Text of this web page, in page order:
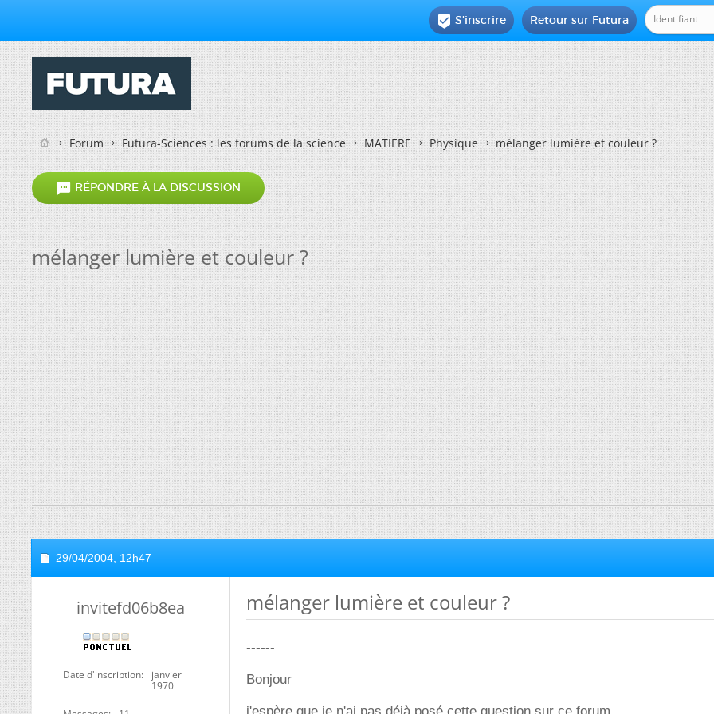
Retour sur Futura
 S'inscrire
Forum Futura-Sciences : les forums de la science MATIERE Physique mélanger lumière et couleur ?
 RÉPONDRE À LA DISCUSSION
mélanger lumière et couleur ?
29/04/2004, 12h47
invitefd06b8ea
Date d'inscription
janvier
1970
mélanger lumière et couleur ?
------
Bonjour